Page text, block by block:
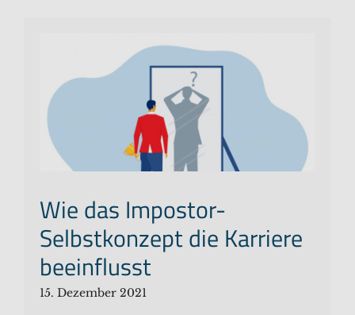
Wie das Impostor-
Selbstkonzept die Karriere
beeinflusst
15. Dezember 2021